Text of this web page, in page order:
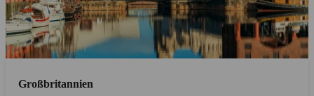
Großbritannien